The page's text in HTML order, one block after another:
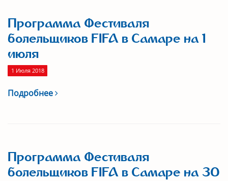
Программа Фестиваля
болельщиков FIFA в Самаре на 1
июля
1 Июля 2018
Подробнее
Программа Фестиваля
болельщиков FIFA в Самаре на 30